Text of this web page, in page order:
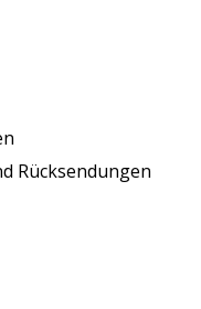
Rücksendungen